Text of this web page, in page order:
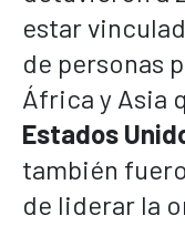
estar
de personas
África y Asia
Estados
también
de liderar la